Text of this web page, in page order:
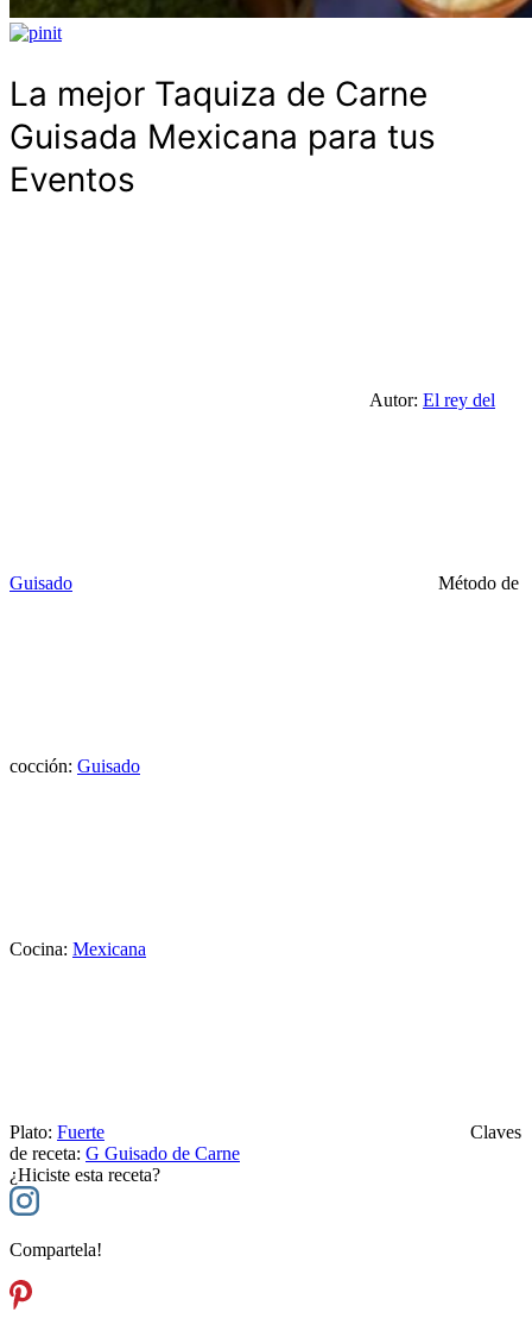
La mejor Taquiza de Carne
Guisada Mexicana para tus
Eventos
Autor: El rey del
Guisado Método de
cocción: Guisado
Cocina: Mexicana
Plato: Fuerte
Claves
de receta: G Guisado de Carne
¿Hiciste esta receta?
Compartela!